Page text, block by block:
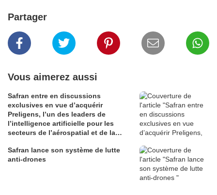
Partager
Vous aimerez aussi
Safran entre en discussions
exclusives en vue d’acquérir
Preligens, l’un des leaders de
l’intelligence artificielle pour les
secteurs de l’aérospatial et de la
Safran lance son système de lutte
anti-drones